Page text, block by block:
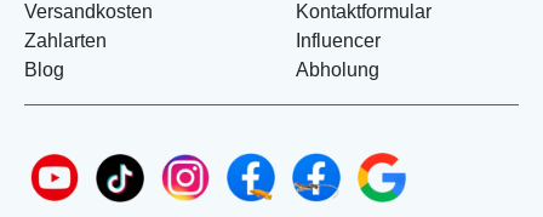
Versandkosten
Zahlarten
Blog
Kontaktformular
Influencer
Abholung